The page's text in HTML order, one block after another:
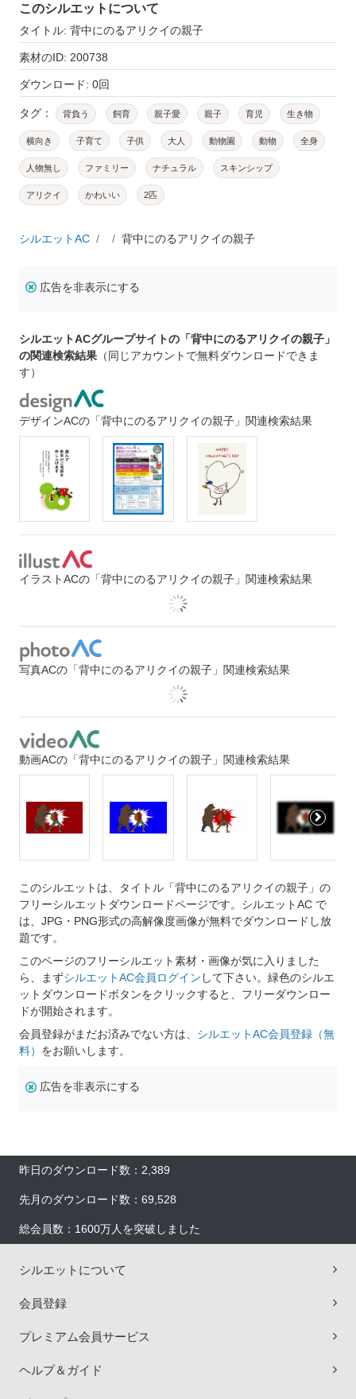
このシルエットについて
タイトル: 背中にのるアリクイの親子
素材のID: 200738
ダウンロード: 0回
タグ： 背負う 飼育 親子愛 親子 育児 生き物
横向き 子育て 子供 大人 動物園 動物 全身
人物無し ファミリー ナチュラル スキンシップ
アリクイ かわいい 2匹
シルエットAC 背中にのるアリクイの親子
広告を非表示にする
シルエットACグループサイトの「背中にのるアリクイの親子」
の関連検索結果 （同じアカウントで無料ダウンロードできま
す）
デザインACの「背中にのるアリクイの親子」関連検索結果
イラストACの「背中にのるアリクイの親子」関連検索結果
写真ACの「背中にのるアリクイの親子」関連検索結果
動画ACの「背中にのるアリクイの親子」関連検索結果
このシルエットは、タイトル「背中にのるアリクイの親子」の
フリーシルエットダウンロードページです。シルエットAC で
は、JPG・PNG形式の高解像度画像が無料でダウンロードし放
題です。
このページのフリーシルエット素材・画像が気に入りました
ら、まずシルエットAC会員ログイン して下さい。緑色のシルエ
ットダウンロードボタンをクリックすると、フリーダウンロー
ドが開始されます。
会員登録がまだお済みでない方は、 シルエットAC会員登録（無
料） をお願いします。
広告を非表示にする
昨日のダウンロード数：2,389
先月のダウンロード数：69,528
総会員数：1600万人を突破しました
シルエットについて
会員登録
プレミアム会員サービス
ヘルプ＆ガイド